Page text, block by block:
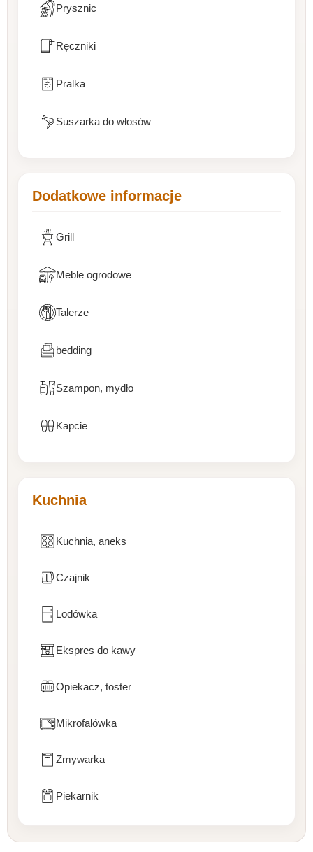
Prysznic
Ręczniki
Pralka
Suszarka do włosów
Dodatkowe informacje
Grill
Meble ogrodowe
Talerze
bedding
Szampon, mydło
Kapcie
Kuchnia
Kuchnia, aneks
Czajnik
Lodówka
Ekspres do kawy
Opiekacz, toster
Mikrofalówka
Zmywarka
Piekarnik